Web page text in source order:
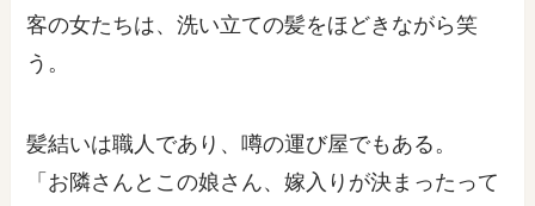
客の女たちは、洗い立ての髪をほどきながら笑
う。
髪結いは職人であり、噂の運び屋でもある。
「お隣さんとこの娘さん、嫁入りが決まったって